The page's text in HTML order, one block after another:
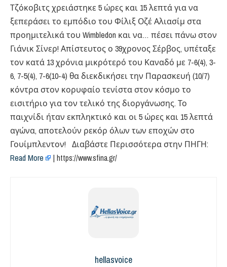
Τζόκοβιτς χρειάστηκε 5 ώρες και 15 λεπτά για να
ξεπεράσει το εμπόδιο του Φίλιξ Οζέ Αλιασίμ στα
προημιτελικά του Wimbledon και να… πέσει πάνω στον
Γιάνικ Σίνερ! Απίστευτος ο 39χρονος Σέρβος, υπέταξε
τον κατά 13 χρόνια μικρότερό του Καναδό με 7-6(4), 3-
6, 7-5(4), 7-6(10-4) θα διεκδικήσει την Παρασκευή (10/7)
κόντρα στον κορυφαίο τενίστα στον κόσμο το
εισιτήριο για τον τελικό της διοργάνωσης. Το
παιχνίδι ήταν εκπληκτικό και οι 5 ώρες και 15 λεπτά
αγώνα, αποτελούν ρεκόρ όλων των εποχών στο
Γουίμπλεντον! Διαβάστε Περισσότερα στην ΠΗΓΗ:
Read More
| https://www.sfina.gr/
hellasvoice